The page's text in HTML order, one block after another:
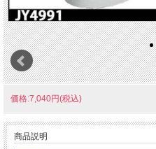
価格:7,040円(税込)
商品説明